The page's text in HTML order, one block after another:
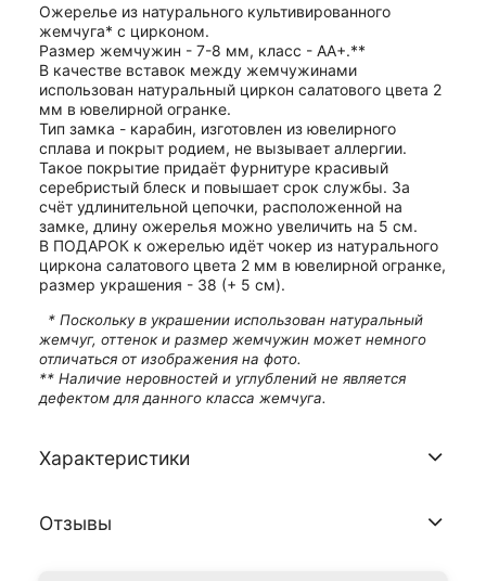
Ожерелье из натурального культивированного
жемчуга* с цирконом.
Размер жемчужин - 7-8 мм, класс - АА+.**
В качестве вставок между жемчужинами
использован натуральный циркон салатового цвета 2
мм в ювелирной огранке.
Тип замка - карабин, изготовлен из ювелирного
сплава и покрыт родием, не вызывает аллергии.
Такое покрытие придаёт фурнитуре красивый
серебристый блеск и повышает срок службы. За
счёт удлинительной цепочки, расположенной на
замке, длину ожерелья можно увеличить на 5 см.
В ПОДАРОК к ожерелью идёт чокер из натурального
циркона салатового цвета 2 мм в ювелирной огранке,
размер украшения - 38 (+ 5 см).
* Поскольку в украшении использован натуральный
жемчуг, оттенок и размер жемчужин может немного
отличаться от изображения на фото.
** Наличие неровностей и углублений не является
дефектом для данного класса жемчуга.
Характеристики
Отзывы